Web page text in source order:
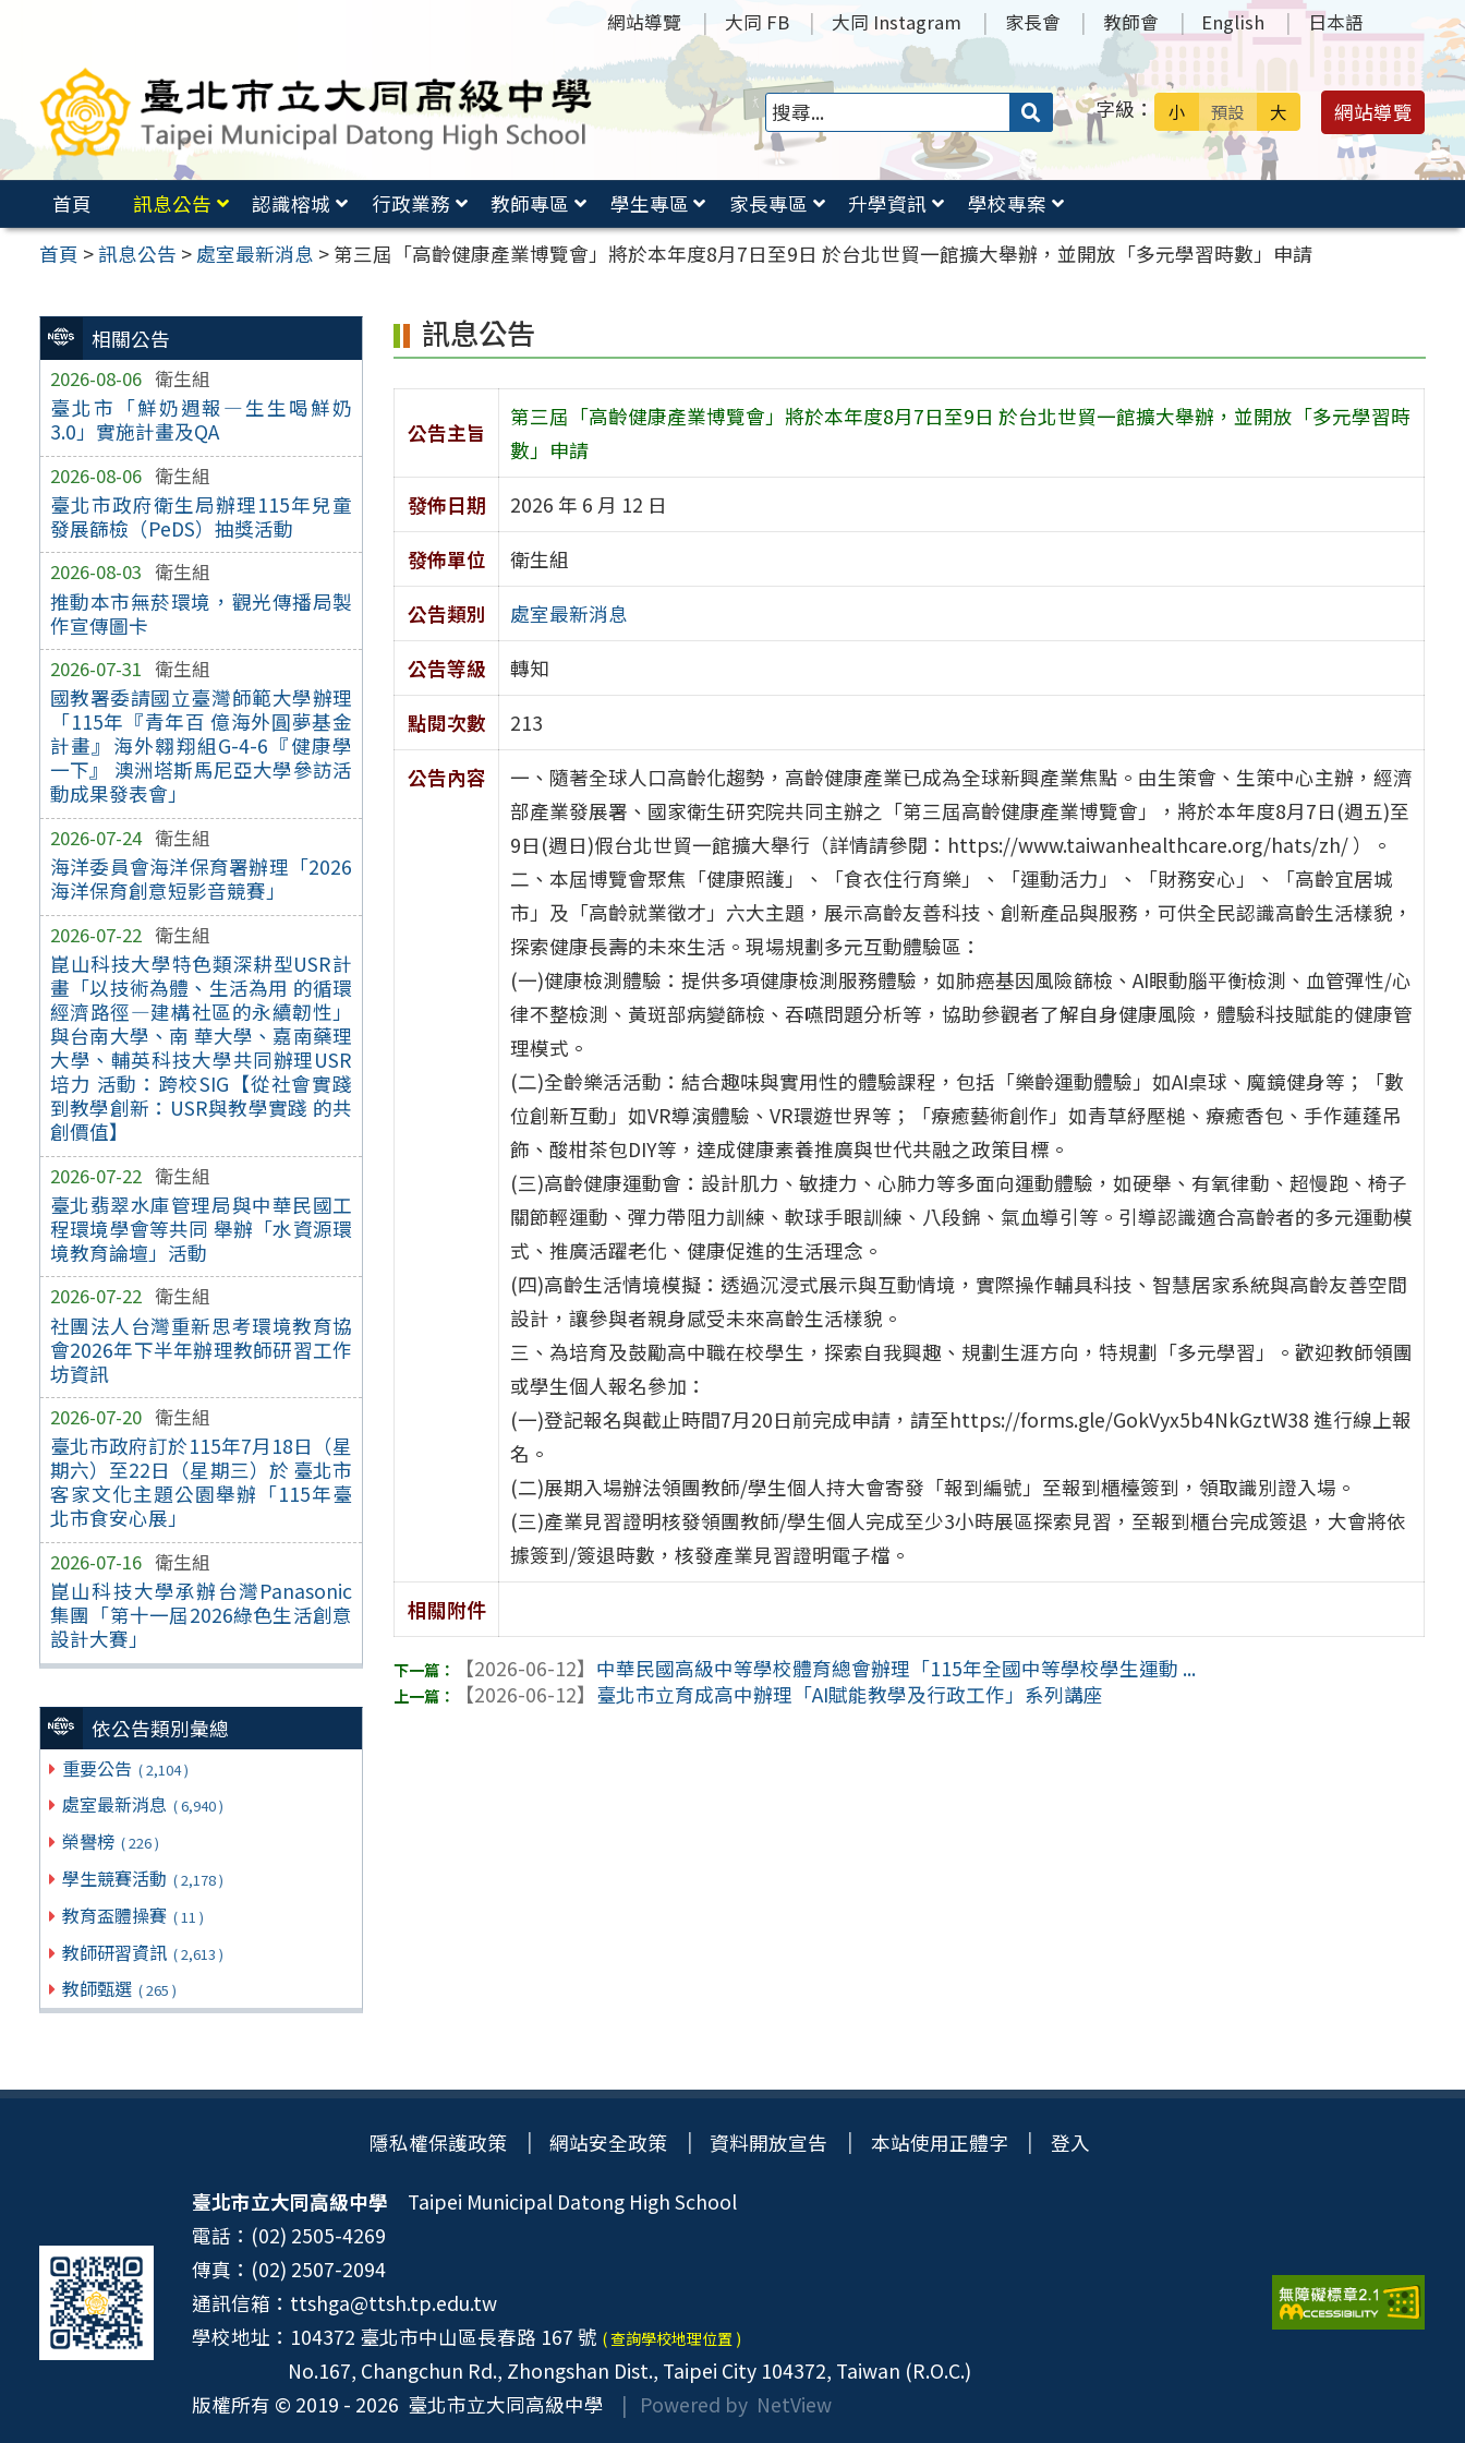
要
容
網站導覽 大同 FB 大同 Instagram 家長會 教師會 English 日本語
搜
送出 字級： 小 預設 大 網站導覽
首頁 訊息公告 認識榕城 行政業務 教師專區 學生專區 家長專區 升學資訊
學校專案
首頁 >訊息公告 > 處室最新消息 > 第三屆「高齡健康產業博覽會」將於本年度8月7日至9日 於台北世貿一館擴大舉辦，並開放「多元學習時數」申請
相關公告
2026-08-06 衛生組
臺北市「鮮奶週報—生生喝鮮奶
3.0」實施計畫及QA
2026-08-06 衛生組
臺北市政府衛生局辦理115年兒童
發展篩檢（PeDS）抽獎活動
2026-08-03 衛生組
推動本市無菸環境，觀光傳播局製
作宣傳圖卡
2026-07-31 衛生組
國教署委請國立臺灣師範大學辦理
「115年『青年百 億海外圓夢基金
計畫』海外翱翔組G-4-6『健康學
一下』 澳洲塔斯馬尼亞大學參訪活
動成果發表會」
2026-07-24 衛生組
海洋委員會海洋保育署辦理「2026
海洋保育創意短影音競賽」
2026-07-22 衛生組
崑山科技大學特色類深耕型USR計
畫「以技術為體、生活為用 的循環
經濟路徑—建構社區的永續韌性」
與台南大學、南 華大學、嘉南藥理
大學、輔英科技大學共同辦理USR
培力 活動：跨校SIG【從社會實踐
到教學創新：USR與教學實踐 的共
創價值】
2026-07-22 衛生組
臺北翡翠水庫管理局與中華民國工
程環境學會等共同 舉辦「水資源環
境教育論壇」活動
2026-07-22 衛生組
社團法人台灣重新思考環境教育協
會2026年下半年辦理教師研習工作
坊資訊
2026-07-20 衛生組
臺北市政府訂於115年7月18日（星
期六）至22日（星期三）於 臺北市
客家文化主題公園舉辦「115年臺
北市食安心展」
2026-07-16 衛生組
崑山科技大學承辦台灣Panasonic
集團「第十一屆2026綠色生活創意
設計大賽」
依公告類別彙總
重要公告 ( 2,104 )
處室最新消息 ( 6,940 )
榮譽榜 ( 226 )
學生競賽活動 ( 2,178 )
教育盃體操賽 ( 11 )
教師研習資訊 ( 2,613 )
教師甄選 ( 265 )
訊息公告
公告主旨
第三屆「高齡健康產業博覽會」將於本年度8月7日至9日 於台北世貿一館擴大舉辦，並開放「多元學習時
數」申請
發佈日期
2026 年 6 月 12 日
發佈單位
衛生組
公告類別
處室最新消息
公告等級
轉知
點閱次數
213
公告內容
一、隨著全球人口高齡化趨勢，高齡健康產業已成為全球新興產業焦點。由生策會、生策中心主辦，經濟
部產業發展署、國家衛生研究院共同主辦之「第三屆高齡健康產業博覽會」，將於本年度8月7日(週五)至
9日(週日)假台北世貿一館擴大舉行（詳情請參閱：https://www.taiwanhealthcare.org/hats/zh/ ）。
二、本屆博覽會聚焦「健康照護」、「食衣住行育樂」、「運動活力」、「財務安心」、「高齡宜居城
市」及「高齡就業徵才」六大主題，展示高齡友善科技、創新產品與服務，可供全民認識高齡生活樣貌，
探索健康長壽的未來生活。現場規劃多元互動體驗區：
(一)健康檢測體驗：提供多項健康檢測服務體驗，如肺癌基因風險篩檢、AI眼動腦平衡檢測、血管彈性/心
律不整檢測、黃斑部病變篩檢、吞嚥問題分析等，協助參觀者了解自身健康風險，體驗科技賦能的健康管
理模式。
(二)全齡樂活活動：結合趣味與實用性的體驗課程，包括「樂齡運動體驗」如AI桌球、魔鏡健身等；「數
位創新互動」如VR導演體驗、VR環遊世界等；「療癒藝術創作」如青草紓壓槌、療癒香包、手作蓮蓬吊
飾、酸柑茶包DIY等，達成健康素養推廣與世代共融之政策目標。
(三)高齡健康運動會：設計肌力、敏捷力、心肺力等多面向運動體驗，如硬舉、有氧律動、超慢跑、椅子
關節輕運動、彈力帶阻力訓練、軟球手眼訓練、八段錦、氣血導引等。引導認識適合高齡者的多元運動模
式、推廣活躍老化、健康促進的生活理念。
(四)高齡生活情境模擬：透過沉浸式展示與互動情境，實際操作輔具科技、智慧居家系統與高齡友善空間
設計，讓參與者親身感受未來高齡生活樣貌。
三、為培育及鼓勵高中職在校學生，探索自我興趣、規劃生涯方向，特規劃「多元學習」。歡迎教師領團
或學生個人報名參加：
(一)登記報名與截止時間7月20日前完成申請，請至https://forms.gle/GokVyx5b4NkGztW38 進行線上報
名。
(二)展期入場辦法領團教師/學生個人持大會寄發「報到編號」至報到櫃檯簽到，領取識別證入場。
(三)產業見習證明核發領團教師/學生個人完成至少3小時展區探索見習，至報到櫃台完成簽退，大會將依
據簽到/簽退時數，核發產業見習證明電子檔。
相關附件
【2026-06-12】 中華民國高級中等學校體育總會辦理「115年全國中等學校學生運動 ...
【2026-06-12】 臺北市立育成高中辦理「AI賦能教學及行政工作」系列講座
隱私權保護政策 網站安全政策 資料開放宣告 本站使用正體字 登入
臺北市立大同高級中學 Taipei Municipal Datong High School
電話：(02) 2505-4269
傳真：(02) 2507-2094
通訊信箱：ttshga@ttsh.tp.edu.tw
學校地址：104372 臺北市中山區長春路 167 號 ( 查詢學校地理位置 )
No.167, Changchun Rd., Zhongshan Dist., Taipei City 104372, Taiwan (R.O.C.)
版權所有 © 2019 - 2026 臺北市立大同高級中學 | Powered by NetView